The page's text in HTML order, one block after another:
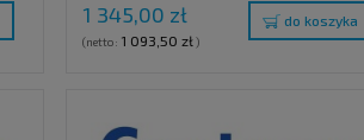
1 345,00 zł
(netto: 1 093,50 zł)
do koszyka